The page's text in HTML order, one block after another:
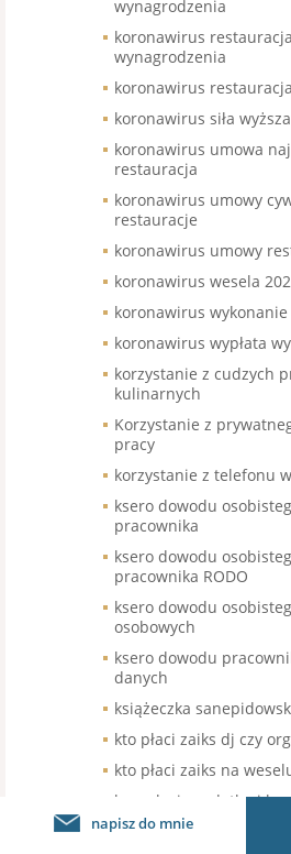
wynagrodzenia
koronawirus restauracja
wynagrodzenia
koronawirus
koronawirus siła
koronawirus umowa
restauracja
koronawirus umowy
restauracje
koronawirus umowy
koronawirus wesela
koronawirus
koronawirus wypłata
korzystanie z cudzych
kulinarnych
Korzystanie z
pracy
korzystanie z telefonu
ksero dowodu
pracownika
ksero dowodu
pracownika RODO
ksero dowodu
osobowych
ksero dowodu
danych
książeczka
kto płaci zaiks dj czy
kto płaci zaiks na
kumulacja zadatku i
L4 kucharz
napisz do mnie